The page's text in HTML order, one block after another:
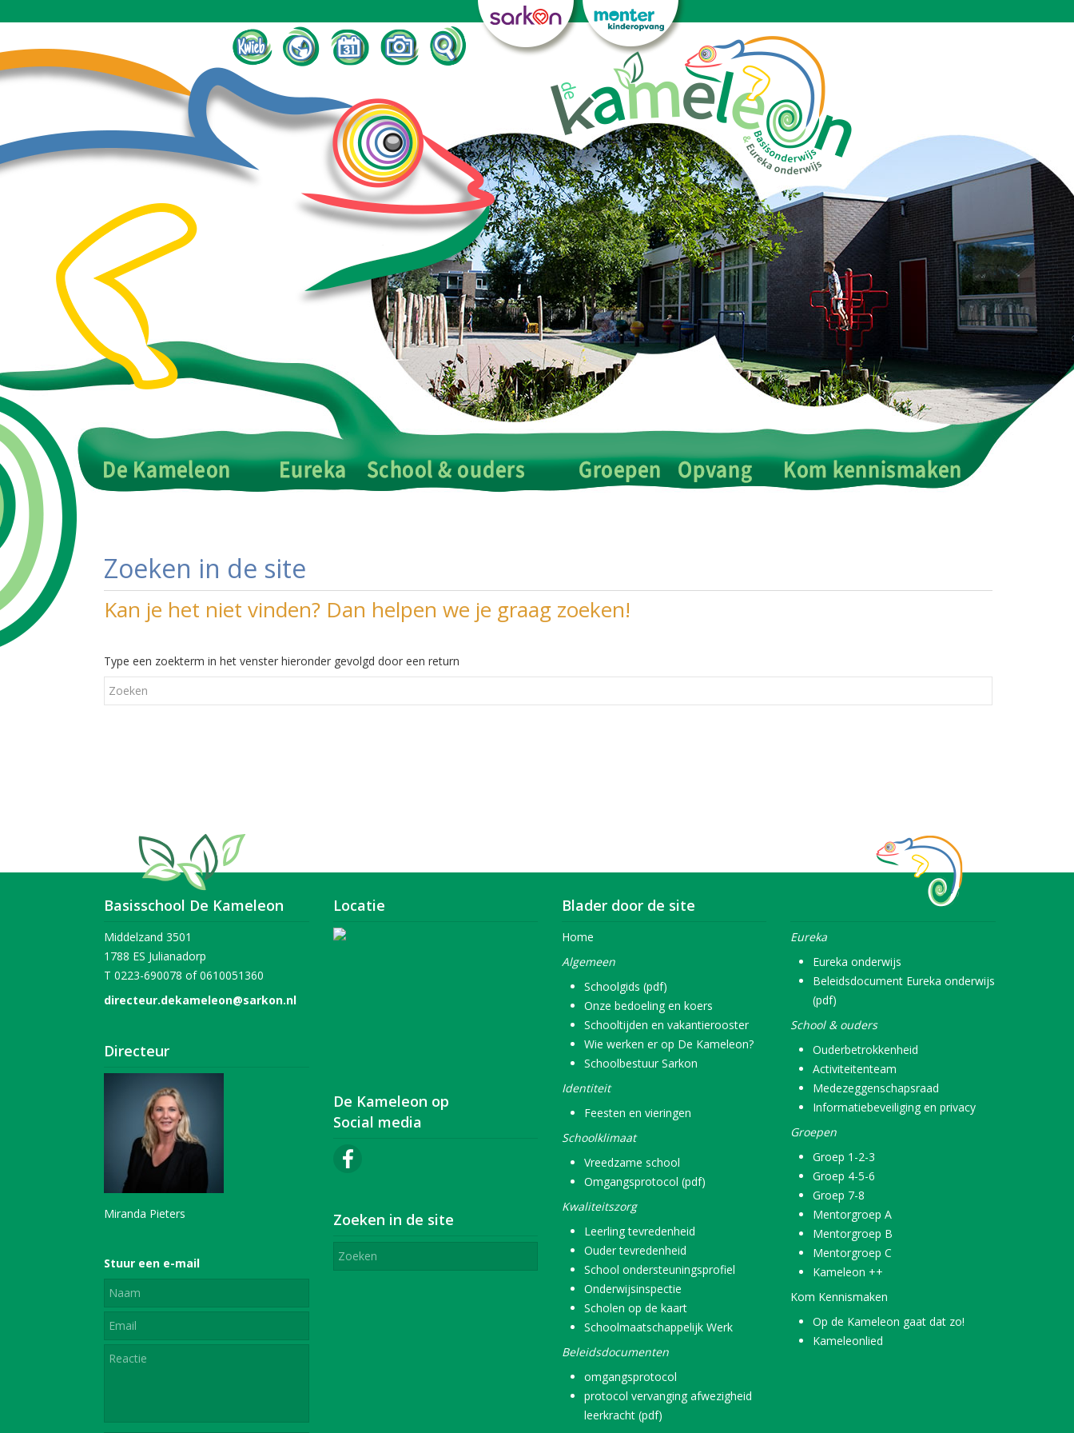
Zoeken in de site
Kan je het niet vinden? Dan helpen we je graag zoeken!
Type een zoekterm in het venster hieronder gevolgd door een return
Basisschool De Kameleon
Middelzand 3501
1788 ES Julianadorp
T 0223-690078 of 0610051360
directeur.dekameleon@sarkon.nl
Directeur
Miranda Pieters
Stuur een e-mail
Locatie
De Kameleon op
Social media
Zoeken in de site
Blader door de site
Home
Algemeen
Schoolgids (pdf)
Onze bedoeling en koers
Schooltijden en vakantierooster
Wie werken er op De Kameleon?
Schoolbestuur Sarkon
Identiteit
Feesten en vieringen
Schoolklimaat
Vreedzame school
Omgangsprotocol (pdf)
Kwaliteitszorg
Leerling tevredenheid
Ouder tevredenheid
School ondersteuningsprofiel
Onderwijsinspectie
Scholen op de kaart
Schoolmaatschappelijk Werk
Beleidsdocumenten
omgangsprotocol
protocol vervanging afwezigheid
leerkracht (pdf)
Eureka
Eureka onderwijs
Beleidsdocument Eureka onderwijs
(pdf)
School & ouders
Ouderbetrokkenheid
Activiteitenteam
Medezeggenschapsraad
Informatiebeveiliging en privacy
Groepen
Groep 1-2-3
Groep 4-5-6
Groep 7-8
Mentorgroep A
Mentorgroep B
Mentorgroep C
Kameleon ++
Kom Kennismaken
Op de Kameleon gaat dat zo!
Kameleonlied